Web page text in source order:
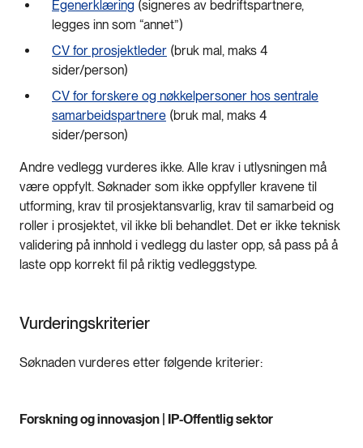
Egenerklæring (signeres av bedriftspartnere,
legges inn som “annet”)
CV for prosjektleder (bruk mal, maks 4
sider/person)
CV for forskere og nøkkelpersoner hos sentrale
samarbeidspartnere (bruk mal, maks 4
sider/person)
Andre vedlegg vurderes ikke. Alle krav i utlysningen må
være oppfylt. Søknader som ikke oppfyller kravene til
utforming, krav til prosjektansvarlig, krav til samarbeid og
roller i prosjektet, vil ikke bli behandlet. Det er ikke teknisk
validering på innhold i vedlegg du laster opp, så pass på å
laste opp korrekt fil på riktig vedleggstype.
Vurderingskriterier
Søknaden vurderes etter følgende kriterier:
Forskning og innovasjon | IP-Offentlig sektor